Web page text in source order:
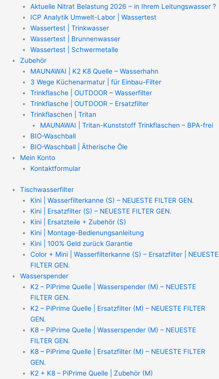
Aktuelle Nitrat Belastung 2026 – in Ihrem Leitungswasser ?
ICP Analytik Umwelt-Labor | Wassertest
Wassertest | Trinkwasser
Wassertest | Brunnenwasser
Wassertest | Schwermetalle
Zubehör
MAUNAWAI | K2 K8 Quelle – Wasserhahn
3 Wege Küchenarmatur | für Einbau-Filter
Trinkflasche | OUTDOOR – Wasserfilter
Trinkflasche | OUTDOOR – Ersatzfilter
Trinkflaschen | Tritan
MAUNAWAI | Tritan-Kunststoff Trinkflaschen – BPA-frei
BIO-Waschball
BIO-Waschball | Ätherische Öle
Mein Konto
Kontaktformular
Tischwasserfilter
Kini | Wasserfilterkanne (S) – NEUESTE FILTER GEN.
Kini | Ersatzfilter (S) – NEUESTE FILTER GEN.
Kini | Ersatzteile + Zubehör (S)
Kini | Montage-Bedienungsanleitung
Kini | 100% Geld zurück Garantie
Color + Mini | Wasserfilterkanne (S) – Ersatzfilter | NEUESTE
FILTER GEN.
Wasserspender
K2 – PiPrime Quelle | Wasserspender (M) – NEUESTE
FILTER GEN.
K2 – PiPrime Quelle | Ersatzfilter (M) – NEUESTE FILTER
GEN.
K8 – PiPrime Quelle | Wasserspender (M) – NEUESTE
FILTER GEN.
K8 – PiPrime Quelle | Ersatzfilter (M) – NEUESTE FILTER
GEN.
K2 + K8 – PiPrime Quelle | Zubehör (M)